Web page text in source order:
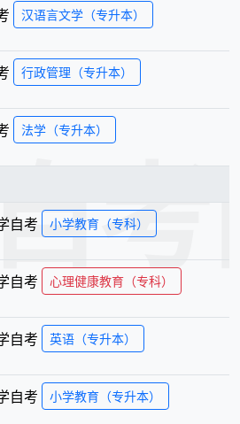
汉语言文学（专升本）
行政管理（专升本）
法学（专升本）
自考 小学教育（专科）
自考 心理健康教育（专科）
自考 英语（专升本）
自考 小学教育（专升本）